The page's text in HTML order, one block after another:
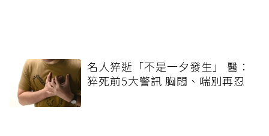
名人猝逝「不是一夕發生」 醫：
猝死前5大警訊 胸悶、喘別再忍